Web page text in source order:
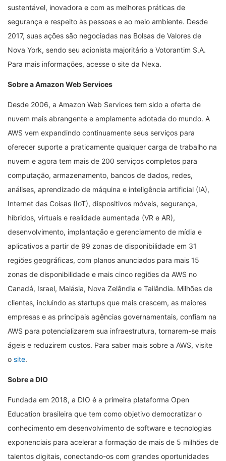
sustentável, inovadora e com as melhores práticas de
segurança e respeito às pessoas e ao meio ambiente. Desde
2017, suas ações são negociadas nas Bolsas de Valores de
Nova York, sendo seu acionista majoritário a Votorantim S.A.
Para mais informações, acesse o site da Nexa.
Sobre a Amazon Web Services
Desde 2006, a Amazon Web Services tem sido a oferta de
nuvem mais abrangente e amplamente adotada do mundo. A
AWS vem expandindo continuamente seus serviços para
oferecer suporte a praticamente qualquer carga de trabalho na
nuvem e agora tem mais de 200 serviços completos para
computação, armazenamento, bancos de dados, redes,
análises, aprendizado de máquina e inteligência artificial (IA),
Internet das Coisas (IoT), dispositivos móveis, segurança,
híbridos, virtuais e realidade aumentada (VR e AR),
desenvolvimento, implantação e gerenciamento de mídia e
aplicativos a partir de 99 zonas de disponibilidade em 31
regiões geográficas, com planos anunciados para mais 15
zonas de disponibilidade e mais cinco regiões da AWS no
Canadá, Israel, Malásia, Nova Zelândia e Tailândia. Milhões de
clientes, incluindo as startups que mais crescem, as maiores
empresas e as principais agências governamentais, confiam na
AWS para potencializarem sua infraestrutura, tornarem-se mais
ágeis e reduzirem custos. Para saber mais sobre a AWS, visite
o site.
Sobre a DIO
Fundada em 2018, a DIO é a primeira plataforma Open
Education brasileira que tem como objetivo democratizar o
conhecimento em desenvolvimento de software e tecnologias
exponenciais para acelerar a formação de mais de 5 milhões de
talentos digitais, conectando-os com grandes oportunidades